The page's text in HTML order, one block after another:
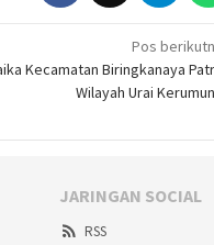
Pos
Kecamatan Biringkanaya
Wilayah Urai
JARINGAN SOCIAL
RSS